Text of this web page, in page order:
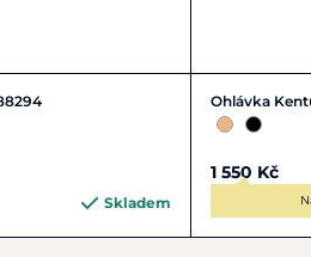
Skladem
Ohlávka
1 550 Kč